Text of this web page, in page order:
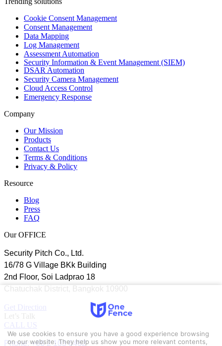
Cookie Consent Management
Consent Management
Data Mapping
Log Management
Assessment Automation
Security Information & Event Management (SIEM)
DSAR Automation
Security Camera Management
Cloud Access Control
Emergency Response
Company
Our Mission
Products
Contact Us
Terms & Conditions
Privacy & Policy
Resource
Blog
Press
FAQ
Our OFFICE
Security Pitch Co., Ltd.
16/78 G Village BKk Building
2nd Floor, Soi Ladprao 18
Chatuchak District, Bangkok 10900
Get Direction
Let’s Talk
CALL US
Phone: +66 2 103 6462
We use cookies to ensure you have a good experience browsing
on our website. They help us show you more relevant contents,